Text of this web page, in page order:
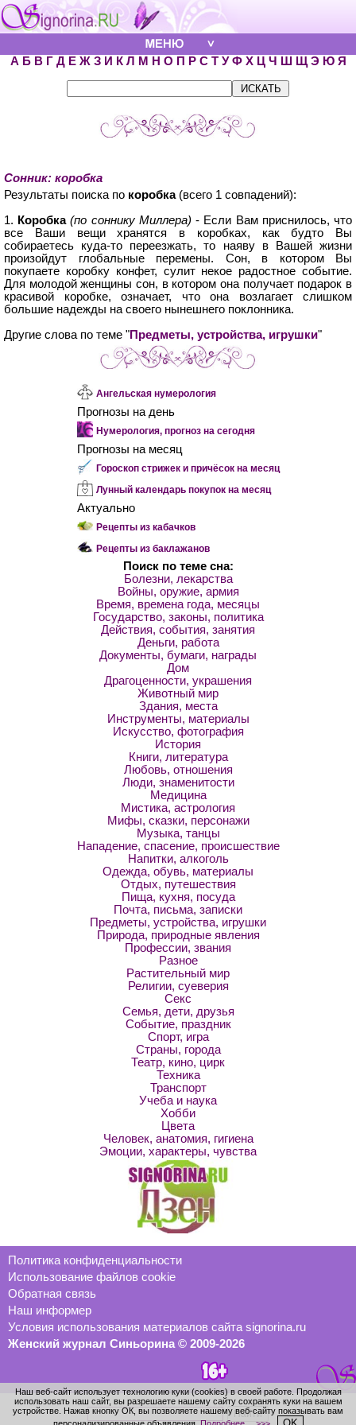
А Б В Г Д Е Ж З И К Л М Н О П Р С Т У Ф Х Ц Ч Ш Щ Э Ю Я
Сонник: коробка
Результаты поиска по коробка(всего 1 совпадений):
1. Коробка(по соннику Миллера) - Если Вам приснилось, что
все Ваши вещи хранятся в коробках, как будто Вы
собираетесь куда-то переезжать, то наяву в Вашей жизни
произойдут глобальные перемены. Сон, в котором Вы
покупаете коробку конфет, сулит некое радостное событие.
Для молодой женщины сон, в котором она получает подарок в
красивой коробке, означает, что она возлагает слишком
большие надежды на своего нынешнего поклонника.
Другие слова по теме "Предметы, устройства, игрушки"
Ангельская нумерология
Прогнозы на день
Нумерология, прогноз на сегодня
Прогнозы на месяц
Гороскоп стрижек и причёсок на месяц
Лунный календарь покупок на месяц
Актуально
Рецепты из кабачков
Рецепты из баклажанов
Поиск по теме сна:
Болезни, лекарства
Войны, оружие, армия
Время, времена года, месяцы
Государство, законы, политика
Действия, события, занятия
Деньги, работа
Документы, бумаги, награды
Дом
Драгоценности, украшения
Животный мир
Здания, места
Инструменты, материалы
Искусство, фотография
История
Книги, литература
Любовь, отношения
Люди, знаменитости
Медицина
Мистика, астрология
Мифы, сказки, персонажи
Музыка, танцы
Нападение, спасение, происшествие
Напитки, алкоголь
Одежда, обувь, материалы
Отдых, путешествия
Пища, кухня, посуда
Почта, письма, записки
Предметы, устройства, игрушки
Природа, природные явления
Профессии, звания
Разное
Растительный мир
Религии, суеверия
Секс
Семья, дети, друзья
Событие, праздник
Спорт, игра
Страны, города
Театр, кино, цирк
Техника
Транспорт
Учеба и наука
Хобби
Цвета
Человек, анатомия, гигиена
Эмоции, характеры, чувства
Политика конфиденциальности
Использование файлов cookie
Обратная связь
Наш информер
Условия использования материалов сайта signorina.ru
Женский журнал Синьорина © 2009-2026
Наш веб-сайт использует технологию куки (cookies) в своей работе. Продолжая
использовать наш сайт, вы разрешаете нашему сайту сохранять куки на вашем
устройстве. Нажав кнопку ОК, вы позволяете нашему веб-сайту показывать вам